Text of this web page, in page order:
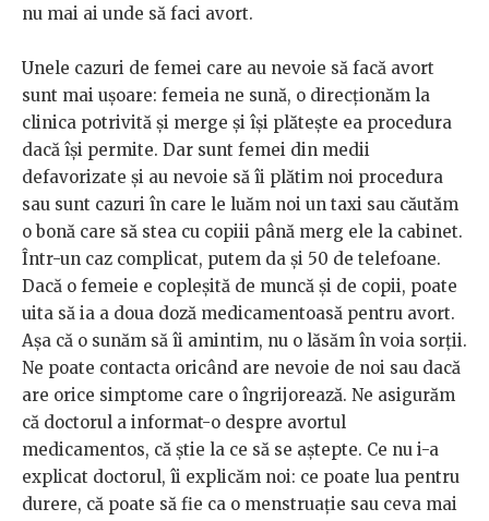
nu mai ai unde să faci avort.
Unele cazuri de femei care au nevoie să facă avort
sunt mai ușoare: femeia ne sună, o direcționăm la
clinica potrivită și merge și își plătește ea procedura
dacă își permite. Dar sunt femei din medii
defavorizate și au nevoie să îi plătim noi procedura
sau sunt cazuri în care le luăm noi un taxi sau căutăm
o bonă care să stea cu copiii până merg ele la cabinet.
Într-un caz complicat, putem da și 50 de telefoane.
Dacă o femeie e copleșită de muncă și de copii, poate
uita să ia a doua doză medicamentoasă pentru avort.
Așa că o sunăm să îi amintim, nu o lăsăm în voia sorții.
Ne poate contacta oricând are nevoie de noi sau dacă
are orice simptome care o îngrijorează. Ne asigurăm
că doctorul a informat-o despre avortul
medicamentos, că știe la ce să se aștepte. Ce nu i-a
explicat doctorul, îi explicăm noi: ce poate lua pentru
durere, că poate să fie ca o menstruație sau ceva mai